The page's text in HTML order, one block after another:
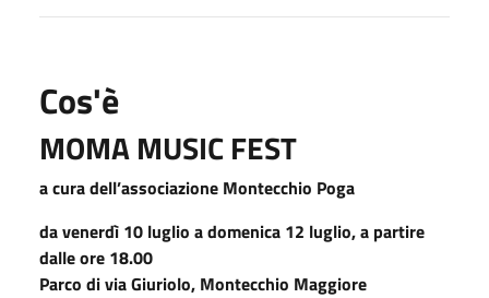
Cos'è
MOMA MUSIC FEST
a cura dell’associazione Montecchio Poga
da venerdì 10 luglio a domenica 12 luglio, a partire
dalle ore 18.00
Parco di via Giuriolo, Montecchio Maggiore